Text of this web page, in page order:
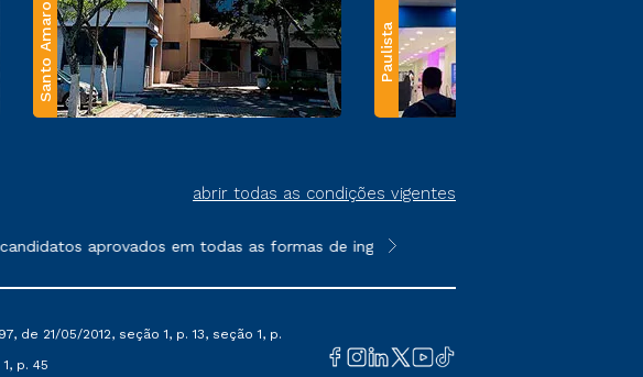
Santo Amaro Paulista
abrir todas as condições vigentes
aprovados em todas as formas de ingresso, exceto na prova on-line
**Semipresencial e EAD são
de 21/05/2012, seção 1, p. 13, seção 1, p.
p. 45